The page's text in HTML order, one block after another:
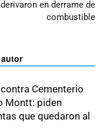
en derrame de
combustible
Cementerio
Montt: piden
que quedaron al